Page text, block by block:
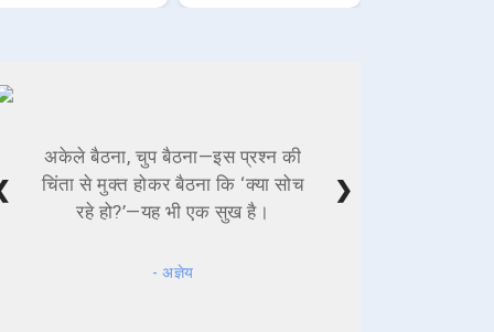
अकेले बैठना, चुप बैठना—इस प्रश्न की
चिंता से मुक्त होकर बैठना कि ‘क्या सोच
रहे हो?’—यह भी एक सुख है।
- अज्ञेय
❯